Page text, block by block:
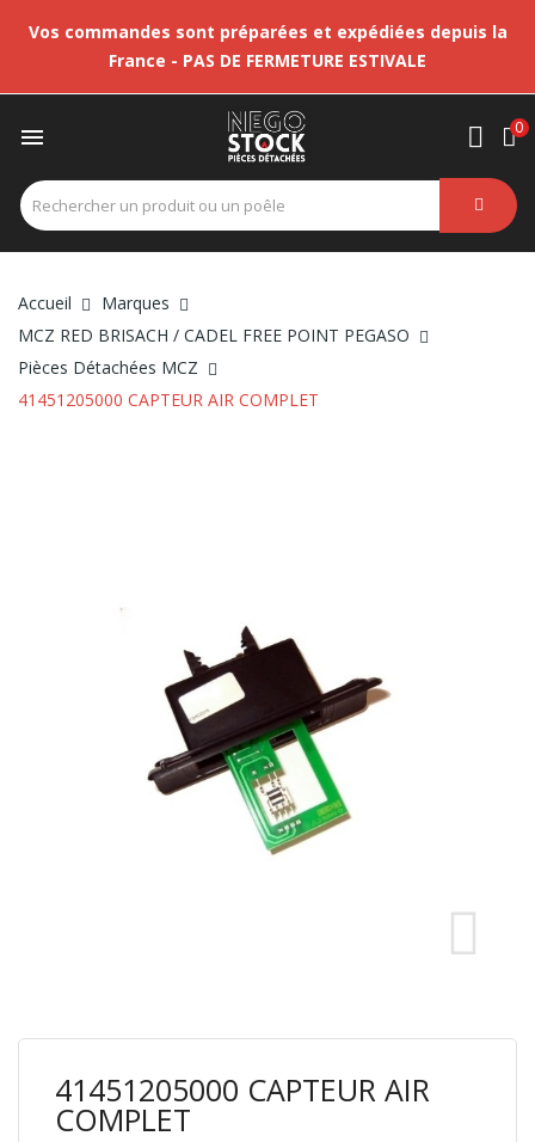
Vos commandes sont préparées et expédiées depuis la
France - PAS DE FERMETURE ESTIVALE
 0
Accueil
Marques
MCZ RED BRISACH / CADEL FREE POINT PEGASO
Pièces Détachées MCZ
41451205000 CAPTEUR AIR COMPLET
41451205000 CAPTEUR AIR
COMPLET